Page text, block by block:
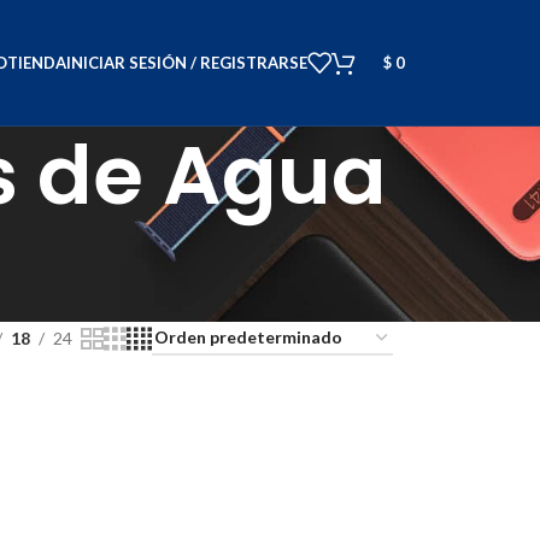
TIENDAINICIAR SESIÓN / REGISTRARSE $ 0
de Agua
18 24